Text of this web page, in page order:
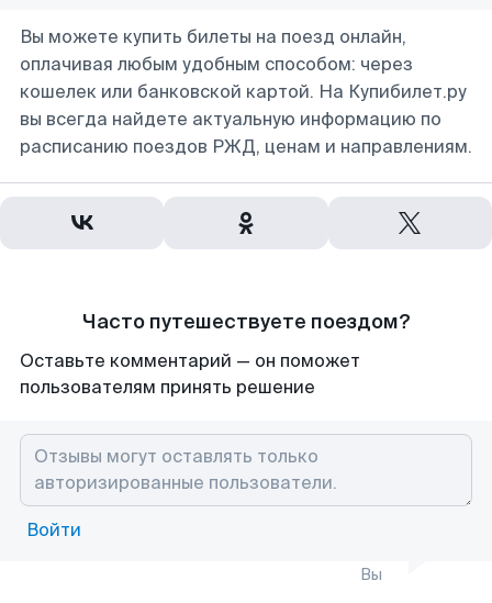
Вы можете купить билеты на поезд онлайн,
оплачивая любым удобным способом: через
кошелек или банковской картой. На Купибилет.ру
вы всегда найдете актуальную информацию по
расписанию поездов РЖД, ценам и направлениям.
Часто путешествуете поездом?
Оставьте комментарий — он поможет
пользователям принять решение
Войти
Вы